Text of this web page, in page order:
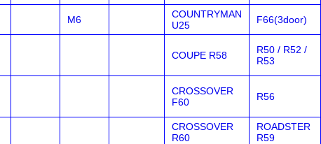
M6
COUNTRYMAN
U25
F66(3door)
COUPE R58
R50 / R52 /
R53
CROSSOVER
F60
R56
CROSSOVER
R60
ROADSTER
R59